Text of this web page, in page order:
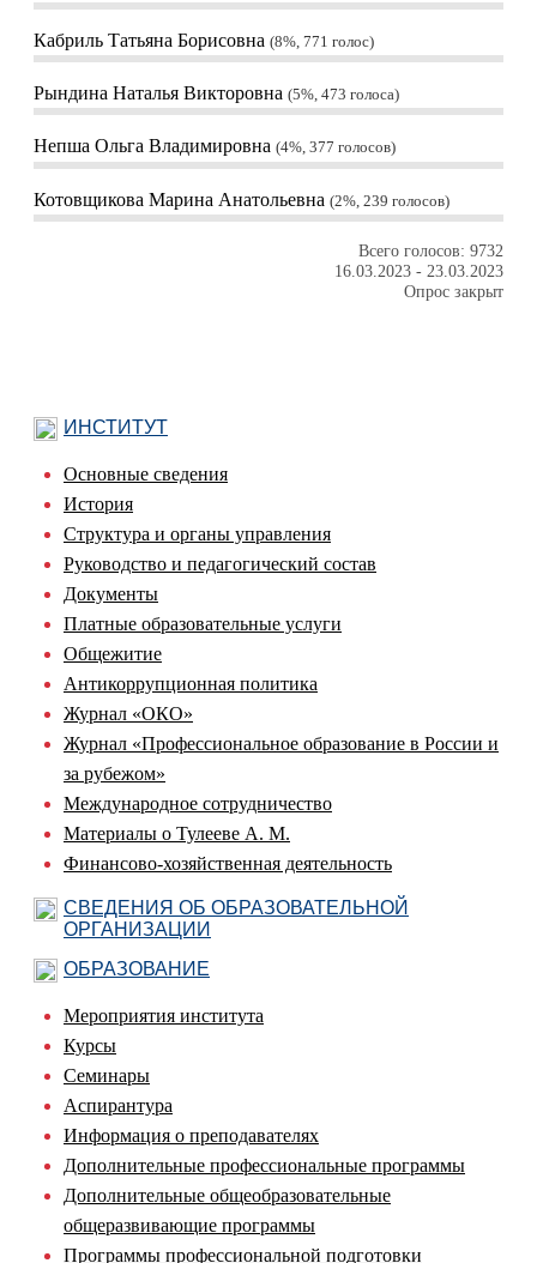
Кабриль Татьяна Борисовна 8%, 771 голос
Рындина Наталья Викторовна 5%, 473 голоса
Непша Ольга Владимировна 4%, 377 голосов
Котовщикова Марина Анатольевна 2%, 239 голосов
Всего голосов: 9732
16.03.2023 - 23.03.2023
Опрос закрыт
ИНСТИТУТ
Основные сведения
История
Структура и органы управления
Руководство и педагогический состав
Документы
Платные образовательные услуги
Общежитие
Антикоррупционная политика
Журнал «ОКО»
Журнал «Профессиональное образование в России и
за рубежом»
Международное сотрудничество
Материалы о Тулееве А. М.
Финансово-хозяйственная деятельность
СВЕДЕНИЯ ОБ ОБРАЗОВАТЕЛЬНОЙ
ОРГАНИЗАЦИИ
ОБРАЗОВАНИЕ
Мероприятия института
Курсы
Семинары
Аспирантура
Информация о преподавателях
Дополнительные профессиональные программы
Дополнительные общеобразовательные
общеразвивающие программы
Программы профессиональной подготовки